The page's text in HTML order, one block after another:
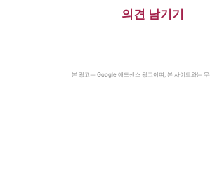
의견 남기기
본 광고는 Google 애드센스 광고이며, 본 사이트와는 무